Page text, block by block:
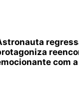
com